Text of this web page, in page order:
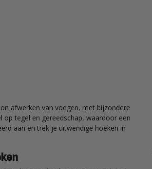
afwerken van voegen, met bijzondere
op tegel en gereedschap, waardoor een
aan en trek je uitwendige hoeken in